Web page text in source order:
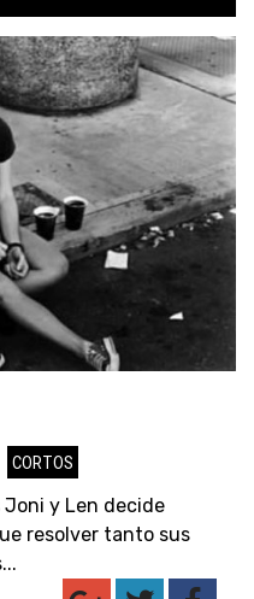
CORTOS
Joni y Len decide
resolver tanto sus